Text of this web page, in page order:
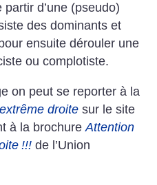
d’une (pseudo)
des dominants et
ensuite dérouler une
ou complotiste.
on peut se reporter à la
droite sur le site
à la brochureAttention
!!! de l’Union